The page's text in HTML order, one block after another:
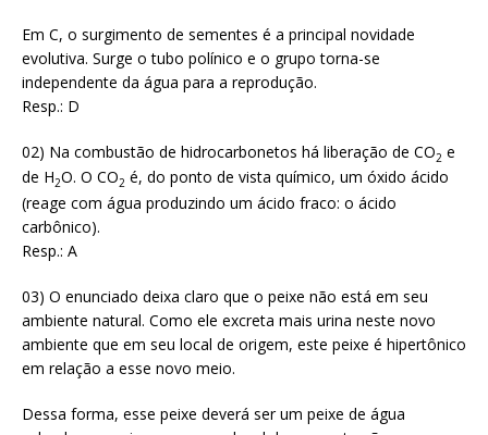
Em C, o surgimento de sementes é a principal novidade
evolutiva. Surge o tubo polínico e o grupo torna-se
independente da água para a reprodução.
Resp.: D
02) Na combustão de hidrocarbonetos há liberação de CO2 e
de H2O. O CO2 é, do ponto de vista químico, um óxido ácido
(reage com água produzindo um ácido fraco: o ácido
carbônico).
Resp.: A
03) O enunciado deixa claro que o peixe não está em seu
ambiente natural. Como ele excreta mais urina neste novo
ambiente que em seu local de origem, este peixe é hipertônico
em relação a esse novo meio.
Dessa forma, esse peixe deverá ser um peixe de água